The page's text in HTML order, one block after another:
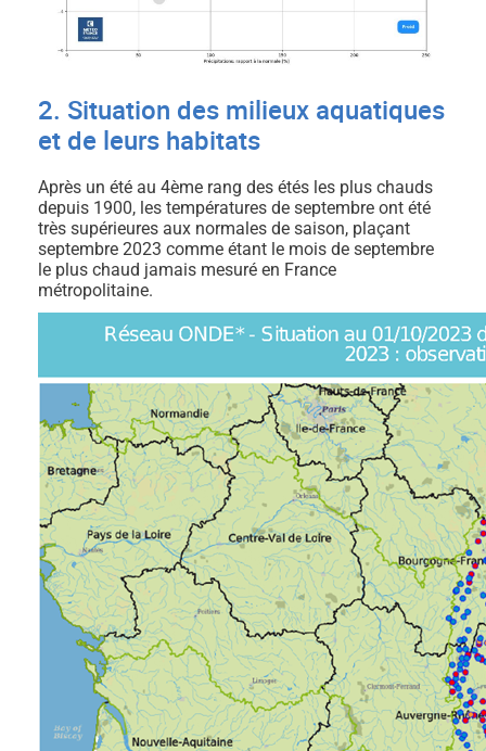
2. Situation des milieux aquatiques
et de leurs habitats
Après un été au 4ème rang des étés les plus chauds
depuis 1900, les températures de septembre ont été
très supérieures aux normales de saison, plaçant
septembre 2023 comme étant le mois de septembre
le plus chaud jamais mesuré en France
métropolitaine.